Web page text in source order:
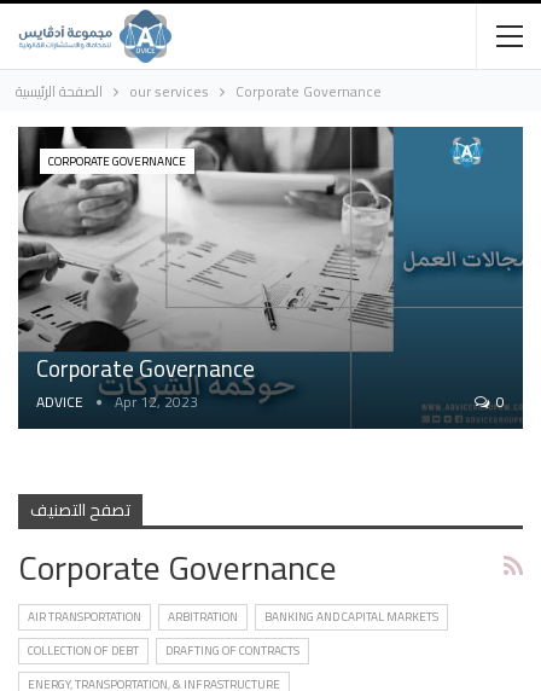
الصفحة الرئيسية our services Corporate Governance
CORPORATE GOVERNANCE
Corporate Governance
ADVICE Apr 12, 2023 0
تصفح التصنيف
Corporate Governance
AIR TRANSPORTATION ARBITRATION
BANKING AND CAPITAL MARKETS
COLLECTION OF DEBT
DRAFTING OF CONTRACTS
ENERGY, TRANSPORTATION, & INFRASTRUCTURE